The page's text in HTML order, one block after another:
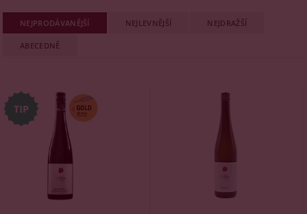
NEJPRODÁVANĚJŠÍ NEJLEVNĚJŠÍ NEJDRAŽŠÍ
ABECEDNĚ